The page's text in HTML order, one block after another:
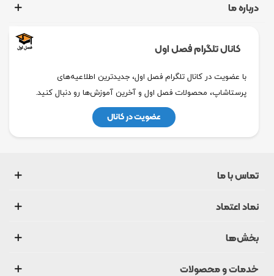
درباره ما
کانال تلگرام فصل اول
با عضویت در کانال تلگرام فصل اول، جدیدترین اطلاعیه‌های
پرستاشاپ، محصولات فصل اول و آخرین آموزش‌ها رو دنبال کنید.
عضویت در کانال
تماس با ما
نماد اعتماد
بخش‌ها
خدمات و محصولات